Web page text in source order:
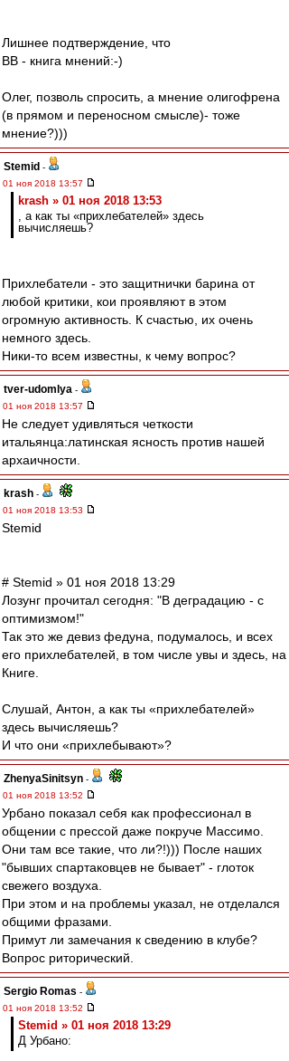
Лишнее подтверждение, что
ВВ - книга мнений:-)
Олег, позволь спросить, а мнение олигофрена
(в прямом и переносном смысле)- тоже
мнение?)))
Stemid -
01 ноя 2018 13:57
krash » 01 ноя 2018 13:53
, а как ты «прихлебателей» здесь
вычисляешь?
Прихлебатели - это защитнички барина от
любой критики, кои проявляют в этом
огромную активность. К счастью, их очень
немного здесь.
Ники-то всем известны, к чему вопрос?
tver-udomlya -
01 ноя 2018 13:57
Не следует удивляться четкости
итальянца:латинская ясность против нашей
архаичности.
krash -
01 ноя 2018 13:53
Stemid
# Stemid » 01 ноя 2018 13:29
Лозунг прочитал сегодня: "В деградацию - с
оптимизмом!"
Так это же девиз федуна, подумалось, и всех
его прихлебателей, в том числе увы и здесь, на
Книге.
Слушай, Антон, а как ты «прихлебателей»
здесь вычисляешь?
И что они «прихлебывают»?
ZhenyaSinitsyn -
01 ноя 2018 13:52
Урбано показал себя как профессионал в
общении с прессой даже покруче Массимо.
Они там все такие, что ли?!))) После наших
"бывших спартаковцев не бывает" - глоток
свежего воздуха.
При этом и на проблемы указал, не отделался
общими фразами.
Примут ли замечания к сведению в клубе?
Вопрос риторический.
Sergio Romas -
01 ноя 2018 13:52
Stemid » 01 ноя 2018 13:29
Д Урбано: